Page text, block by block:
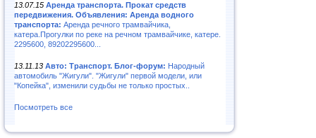
13.07.15 Аренда транспорта. Прокат средств
передвижения. Объявления: Аренда водного
транспорта: Аренда речного трамвайчика,
катера.Прогулки по реке на речном трамвайчике, катере.
2295600, 89202295600...
13.11.13 Авто: Транспорт. Блог-форум: Народный
автомобиль "Жигули". "Жигули" первой модели, или
"Копейка", изменили судьбы не только простых..
Посмотреть все